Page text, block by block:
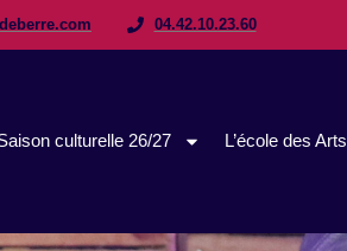
04.42.10.23.60
culturelle 26/27 L’école des Arts